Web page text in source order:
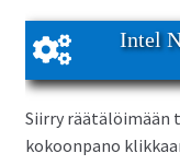
Intel
Siirry räätälöimään
kokoonpano